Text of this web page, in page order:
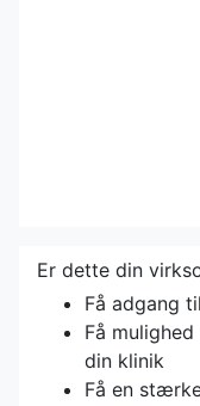
Er dette din
Få adgang
Få
din klinik
Få en